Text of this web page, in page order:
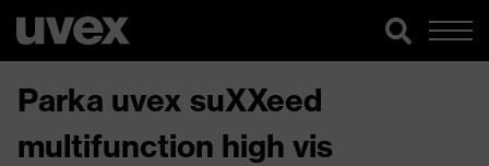
Parka uvex suXXeed
multifunction high vis